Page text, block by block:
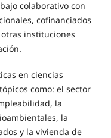
colaborativo con
cofinanciados
instituciones
en ciencias
como: el sector
la
la
y la vivienda de